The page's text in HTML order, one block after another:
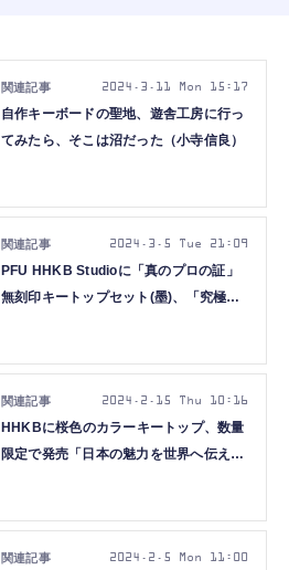
自作キーボードの聖地、遊舎工房に行っ
てみたら、そこは沼だった（小寺信良）
2024.3.11 Mon 15:17
PFU HHKB Studioに「真のプロの証」
無刻印キートップセット(墨)、「究極の
2024.3.5 Tue 21:09
HHKBに桜色のカラーキートップ、数量
限定で発売「日本の魅力を世界へ伝え
2024.2.15 Thu 10:16
2024.2.5 Mon 11:00